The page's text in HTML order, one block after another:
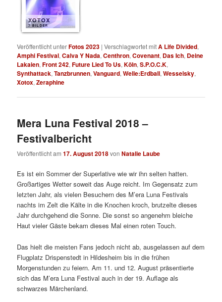
XOTOX
7 BILDER
Veröffentlicht unterFotos 2023 |Verschlagwortet mitA Life Divided,
Amphi Festival,Calva Y Nada,Centhron,Covenant, Das Ich, Deine
Lakaien,Front 242,Future Lied To Us,Köln,S.P.O.C.K,
Synthattack,Tanzbrunnen,Vanguard,Welle:Erdball,Wesselsky,
Xotox,Zeraphine
Mera Luna Festival 2018 –
Festivalbericht
Veröffentlicht am17. August 2018vonNatalie Laube
Es ist ein Sommer der Superlative wie wir ihn selten hatten.
Großartiges Wetter soweit das Auge reicht. Im Gegensatz zum
letzten Jahr, als vielen Besuchern des M’era Luna Festivals
nachts im Zelt die Kälte in die Knochen kroch, brutzelte dieses
Jahr durchgehend die Sonne. Die sonst so angenehm bleiche
Haut vieler Gäste bekam dieses Mal einen roten Touch.
Das hielt die meisten Fans jedoch nicht ab, ausgelassen auf dem
Flugplatz Drispenstedt in Hildesheim bis in die frühen
Morgenstunden zu feiern. Am 11. und 12. August präsentierte
sich das M’era Luna Festival auch in der 19. Auflage als
schwarzes Märchenland.